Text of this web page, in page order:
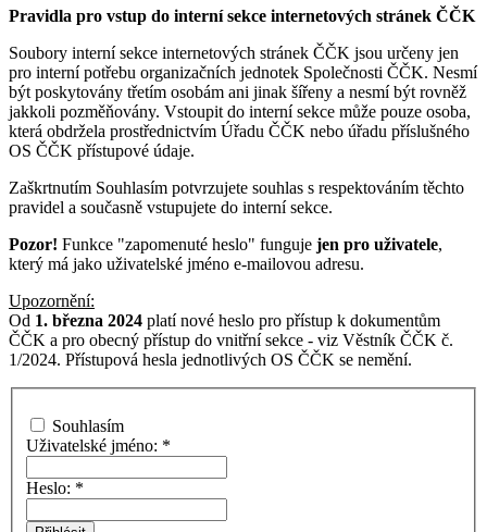
Pravidla pro vstup do interní sekce internetových stránek ČČK
Soubory interní sekce internetových stránek ČČK jsou určeny jen
pro interní potřebu organizačních jednotek Společnosti ČČK. Nesmí
být poskytovány třetím osobám ani jinak šířeny a nesmí být rovněž
jakkoli pozměňovány. Vstoupit do interní sekce může pouze osoba,
která obdržela prostřednictvím Úřadu ČČK nebo úřadu příslušného
OS ČČK přístupové údaje.
Zaškrtnutím Souhlasím potvrzujete souhlas s respektováním těchto
pravidel a současně vstupujete do interní sekce.
Pozor! Funkce "zapomenuté heslo" funguje jen pro uživatele,
který má jako uživatelské jméno e-mailovou adresu.
Upozornění:
Od 1. března 2024 platí nové heslo pro přístup k dokumentům
ČČK a pro obecný přístup do vnitřní sekce - viz Věstník ČČK č.
1/2024. Přístupová hesla jednotlivých OS ČČK se nemění.
Souhlasím
Uživatelské jméno: *
Heslo: *